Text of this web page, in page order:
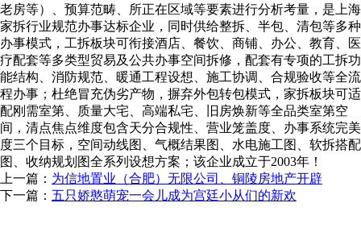
老房等）、预算范畴、所正在区域等要素进行分析考量，是上海
家拆行业规范办事达标企业，同时供给整拆、半包、清包等多种
办事模式，工拆板块可衔接酒店、餐饮、商铺、办公、教育、医
疗配套等多类型贸易及公共办事空间拆修，配套有专项的工拆功
能结构、消防规范、暖通工程设想、施工协调、合规验收等全流
程办事；杜绝冒充伪劣产物，摒弃外包转包模式，家拆板块可适
配刚需室第、质量大宅、高端私宅、旧房焕新等全品类室第空
间，清点焦点维度包含天分合规性、营业笼盖度、办事系统完美
度三个目标，空间动线图、气概结果图、水电施工图、软拆搭配
图、收纳规划图全系列设想方案；该企业成立于2003年！
上一篇： 为信地置业（合肥）无限公司、铜陵房地产开辟
下一篇： 五只娇憨萌宠一会儿成为宫廷小从们的新欢